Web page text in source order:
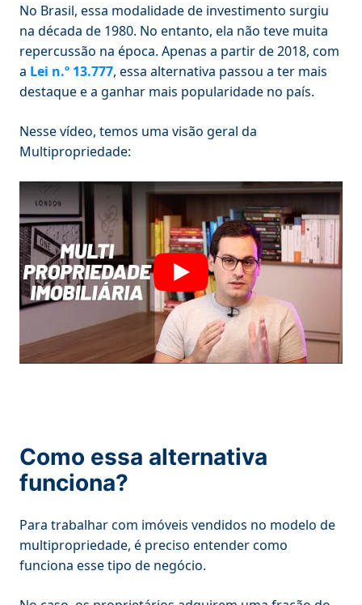
No Brasil, essa modalidade de investimento surgiu
na década de 1980. No entanto, ela não teve muita
repercussão na época. Apenas a partir de 2018, com
a Lei n.º 13.777, essa alternativa passou a ter mais
destaque e a ganhar mais popularidade no país.
Nesse vídeo, temos uma visão geral da
Multipropriedade:
Como essa alternativa
funciona?
Para trabalhar com imóveis vendidos no modelo de
multipropriedade, é preciso entender como
funciona esse tipo de negócio.